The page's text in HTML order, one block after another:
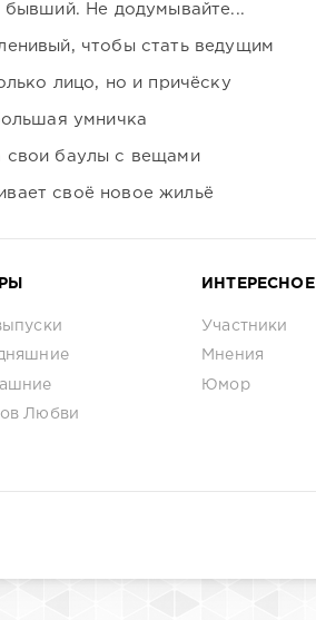
Не додумывайте...
чтобы стать ведущим
лицо, но и причёску
умничка
свои баулы с вещами
своё новое жильё
Любви
ИНТЕРЕСНОЕ
Участники
Мнения
Юмор